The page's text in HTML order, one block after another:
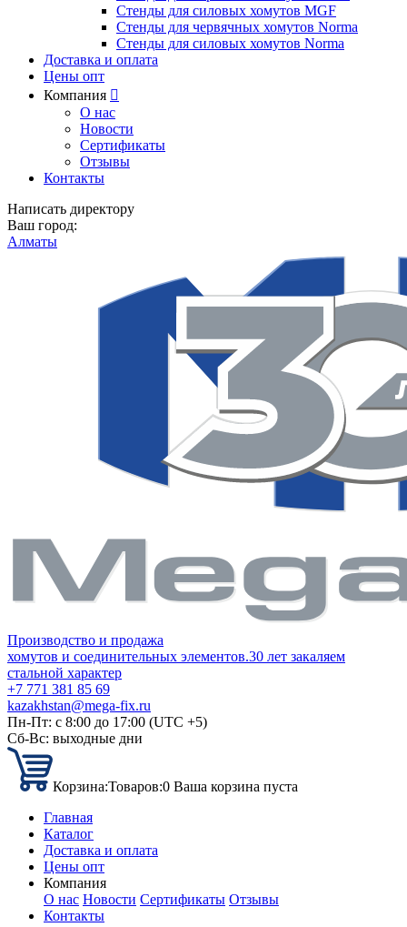
Стенды для силовых хомутов MGF
Стенды для червячных хомутов Norma
Стенды для силовых хомутов Norma
Доставка и оплата
Цены опт
Компания 
О нас
Новости
Сертификаты
Отзывы
Контакты
Написать директору
Ваш город:
Алматы
Производство и продажа
хомутов и соединительных элементов.30 лет закаляем
стальной характер
+7 771 381 85 69
kazakhstan@mega-fix.ru
Пн-Пт: с 8:00 до 17:00 (UTC +5)
Сб-Вс: выходные дни
Корзина:Товаров:0 Ваша корзина пуста
Главная
Каталог
Доставка и оплата
Цены опт
Компания
О нас Новости Сертификаты Отзывы
Контакты